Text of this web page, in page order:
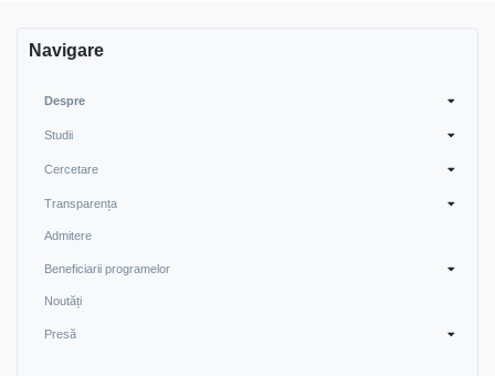
Navigare
Despre
Studii
Cercetare
Transparența
Admitere
Beneficiarii programelor
Noutăți
Presă